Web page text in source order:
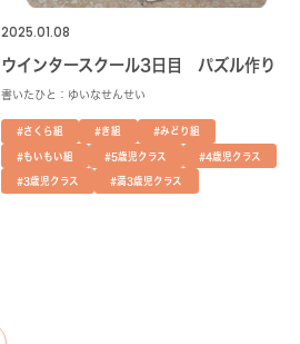
2025.01.08
ウインタースクール3日目 パズル作り
書いたひと：ゆいなせんせい
#さくら組 #き組 #みどり組
#もいもい組 #5歳児クラス #4歳児クラス
#3歳児クラス #満3歳児クラス